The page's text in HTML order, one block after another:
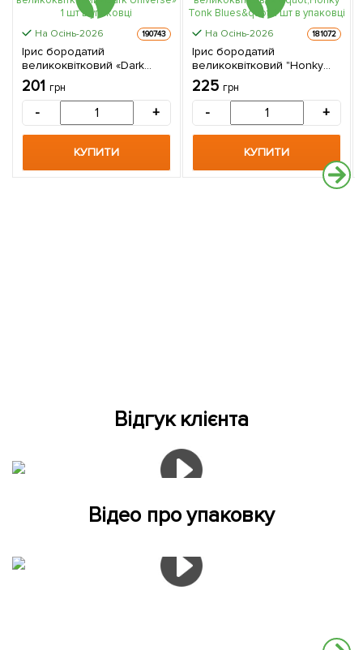
На Осінь-2026 190743
Ірис бородатий
великоквітковий «Dark
201 грн
- +
КУПИТИ
На Осінь-2026 181072
Ірис бородатий
великоквітковий "Honky
Tonk Blues" 1 шт в упаковці
225 грн
- +
КУПИТИ
Відгук клієнта
Відео про упаковку